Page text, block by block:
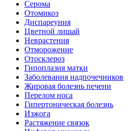
Серома
Отомикоз
Диспареуния
Цветной лишай
Неврастения
Отморожение
Отосклероз
Гипоплазия матки
Заболевания надпочечников
Жировая болезнь печени
Перелом носа
Гипертоническая болезнь
Изжога
Растяжение связок